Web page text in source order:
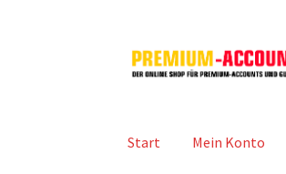
Zur
Navigation
Zum
Inhalt
Start Mein Konto